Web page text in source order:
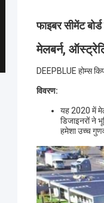
फाइबर सीमेंट
मेलबर्न,
DEEPBLUE होम्स
विवरण:
यह 2020 में
डिजाइनरों ने
हमेशा उच्च